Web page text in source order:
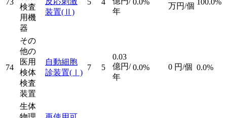
73
検査
用機
器
装置(Ⅱ)
5 4
年
0.0%
万円/個 100.0%
74
その
他の
医用
検体
検査
装置
自動細胞
診装置(Ⅰ)
7 5
0.03
億円/
年
0.0% 0 円/個 0.0%
生体